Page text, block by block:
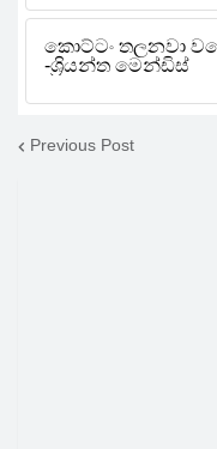
Previous Post